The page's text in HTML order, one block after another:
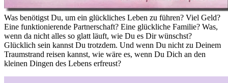
Was benötigst Du, um ein glückliches Leben zu führen? Viel Geld?
Eine funktionierende Partnerschaft? Eine glückliche Familie? Was,
wenn da nicht alles so glatt läuft, wie Du es Dir wünschst?
Glücklich sein kannst Du trotzdem. Und wenn Du nicht zu Deinem
Traumstrand reisen kannst, wie wäre es, wenn Du Dich an den
kleinen Dingen des Lebens erfreust?